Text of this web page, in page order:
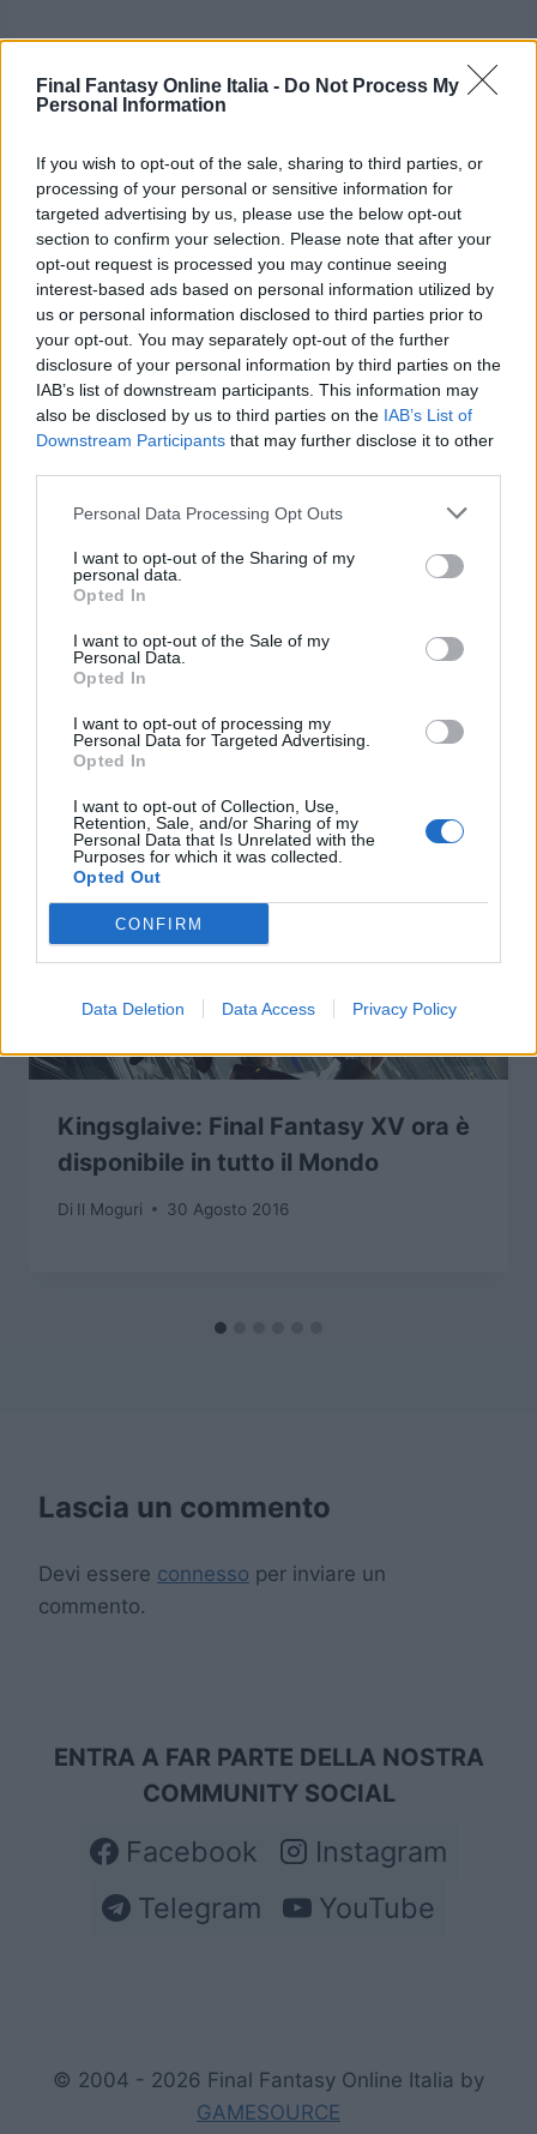
Final Fantasy Online Italia - Do Not Process My
Personal Information
If you wish to opt-out of the sale, sharing to third parties, or
processing of your personal or sensitive information for
targeted advertising by us, please use the below opt-out
section to confirm your selection. Please note that after your
opt-out request is processed you may continue seeing
interest-based ads based on personal information utilized by
us or personal information disclosed to third parties prior to
your opt-out. You may separately opt-out of the further
disclosure of your personal information by third parties on the
IAB’s list of downstream participants. This information may
also be disclosed by us to third parties on the IAB’s List of
Downstream Participants that may further disclose it to other
Personal Data Processing Opt Outs
I want to opt-out of the Sharing of my
personal data.
Opted In
I want to opt-out of the Sale of my
Personal Data.
Opted In
I want to opt-out of processing my
Personal Data for Targeted Advertising.
Opted In
I want to opt-out of Collection, Use,
Retention, Sale, and/or Sharing of my
Personal Data that Is Unrelated with the
Purposes for which it was collected.
Opted Out
CONFIRM
Data Deletion Data Access Privacy Policy
url=”https://www.youtube.com/watch?v=-
Per chi volesse vedere il video ad una
risoluzione maggiore, consigliato quella
proposta da Kotaku e che trovate al seguente
link
Navigazione
Tetsuya Nomura
lascia Final Fantasy
XV per Kingdom
SEGUENTE
Dettagli sulla demo di
Final Fantasy XV:
durerà almeno 3 ore
Kingsglaive: Final Fantasy XV ora è
disponibile in tutto il Mondo
Di Il Moguri 30 Agosto 2016
Lascia un commento
Devi essere connesso per inviare un
commento.
ENTRA A FAR PARTE DELLA NOSTRA
COMMUNITY SOCIAL
Facebook
Instagram
Telegram
YouTube
© 2004 - 2026 Final Fantasy Online Italia by
GAMESOURCE